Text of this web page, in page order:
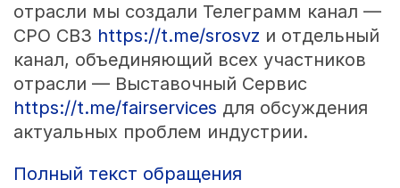
отрасли мы создали Телеграмм канал —
СРО СВЗ https://t.me/srosvz и отдельный
канал, объединяющий всех участников
отрасли — Выставочный Сервис
https://t.me/fairservices для обсуждения
актуальных проблем индустрии.
Полный текст обращения